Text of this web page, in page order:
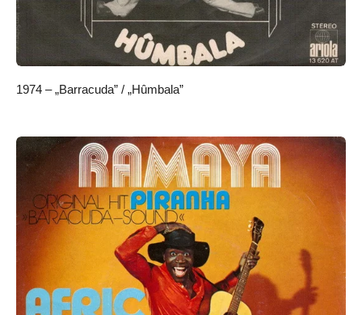
1974 – „Barracuda” / „Hûmbala”